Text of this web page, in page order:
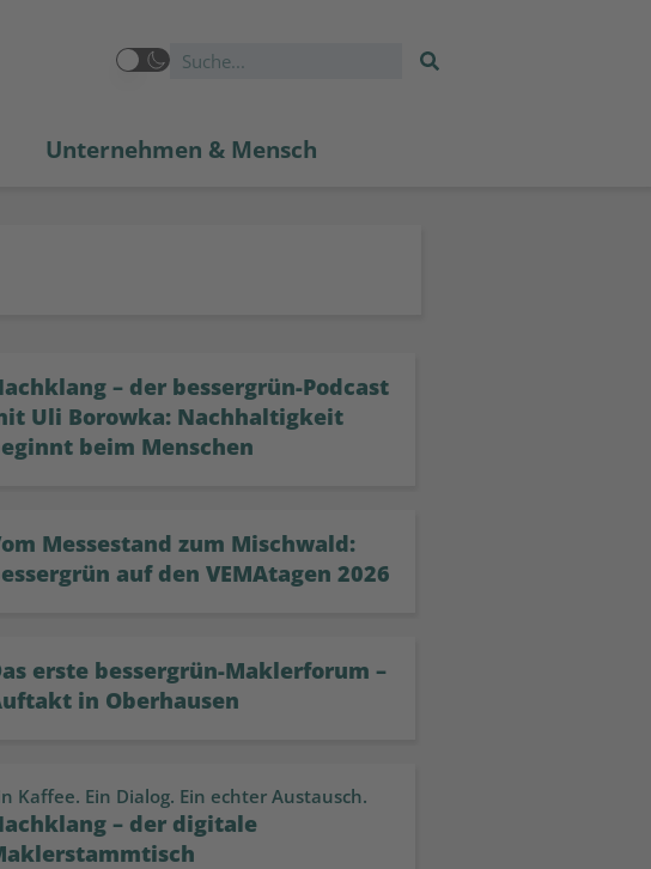
Unternehmen & Mensch
– der bessergrün-Podcast
Uli Borowka: Nachhaltigkeit
beim Menschen
Messestand zum Mischwald:
auf den VEMAtagen 2026
erste bessergrün-Maklerforum –
in Oberhausen
Kaffee. Ein Dialog. Ein echter Austausch.
– der digitale